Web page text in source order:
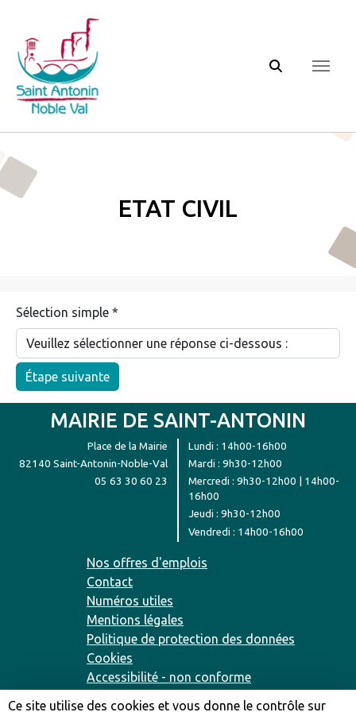
Ce site utilise des cookies et vous donne le contrôle sur
Etat civil
Sélection simple *
Étape suivante
MAIRIE DE SAINT-ANTONIN
Place de la Mairie
82140 Saint-Antonin-Noble-Val
05 63 30 60 23
Lundi : 14h00-16h00
Mardi : 9h30-12h00
Mercredi : 9h30-12h00 | 14h00-
16h00
Jeudi : 9h30-12h00
Vendredi : 14h00-16h00
Nos offres d'emplois
Contact
Numéros utiles
Mentions légales
Politique de protection des données
Cookies
Accessibilité - non conforme
Plan du site